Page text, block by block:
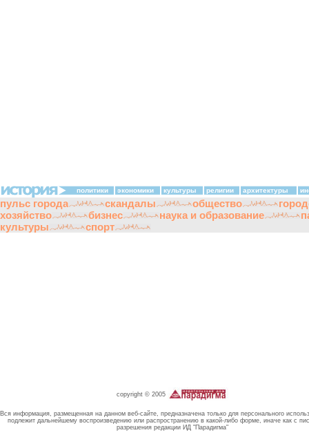
политики экономики культуры религии архитектуры
пульс города скандалы общество
хозяйство
бизнес наука и образование
культуры
спорт
copyright © 2005
Вся информация, размещенная на данном веб-сайте, предназначена только для персонального
подлежит дальнейшему воспроизведению или распространению в какой-либо форме, иначе как с
разрешения редакции ИД "Парадигма"